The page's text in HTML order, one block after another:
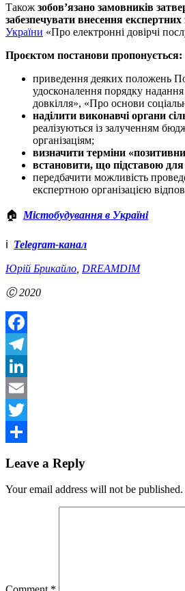
Також зобов’язано замовників
забезпечувати внесення експертних
України «Про електронні довірчі
Проєктом постанови пропонується:
приведення деяких положень
удосконалення порядку
довкілля», «Про основи
наділити виконавчі органи
реалізуються із залученням
організаціям;
визначити терміни
встановити, що підставою
передбачити можливість
експертною організацією
🏠 Містобудування в Україні
ℹ️ Telegram-канал
Юрій Брикайло DREAMDIM
Ⓒ 2020
Facebook
Telegram
LinkedIn
Email
Twitter
Leave a Reply
Your email address will not be published.